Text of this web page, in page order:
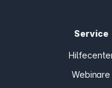
Service
Webinare